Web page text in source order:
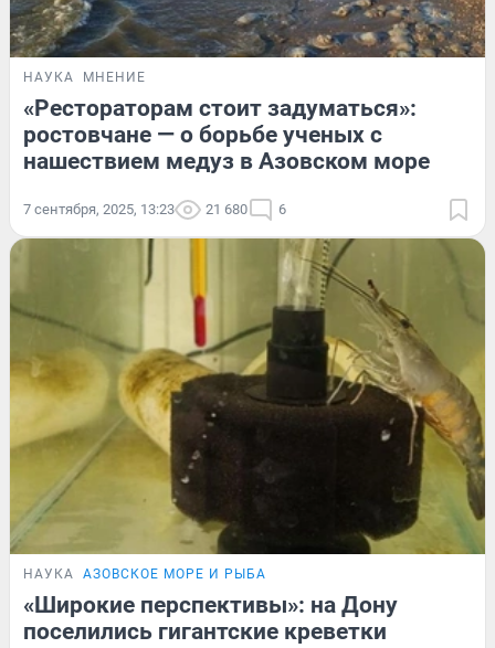
НАУКА МНЕНИЕ
«Рестораторам стоит задуматься»:
ростовчане — о борьбе ученых с
нашествием медуз в Азовском море
7 сентября, 2025, 13:23 21 680 6
НАУКА АЗОВСКОЕ МОРЕ И РЫБА
«Широкие перспективы»: на Дону
поселились гигантские креветки